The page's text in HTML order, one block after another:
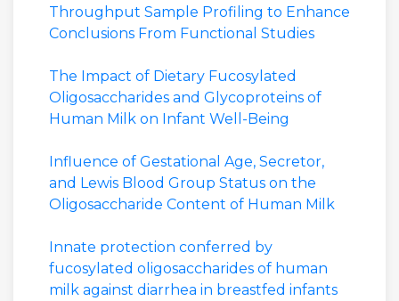
Throughput Sample Profiling to Enhance
Conclusions From Functional Studies
The Impact of Dietary Fucosylated
Oligosaccharides and Glycoproteins of
Human Milk on Infant Well-Being
Influence of Gestational Age, Secretor,
and Lewis Blood Group Status on the
Oligosaccharide Content of Human Milk
Innate protection conferred by
fucosylated oligosaccharides of human
milk against diarrhea in breastfed infants